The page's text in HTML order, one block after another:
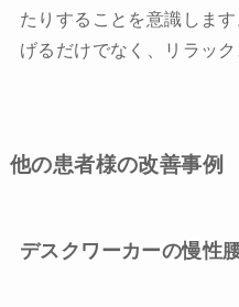
たりすることを意識しま
げるだけでなく、リラック
他の患者様の改善事例
デスクワーカーの慢性